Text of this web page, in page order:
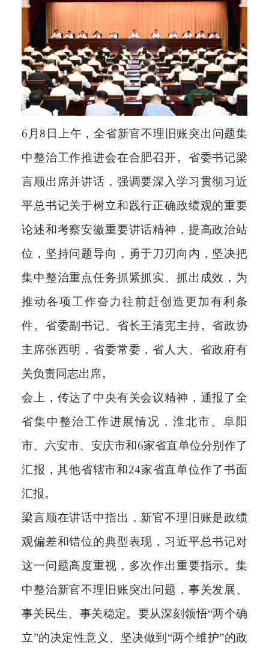
6月8日上午，全省新官不理旧账突出问题集
中整治工作推进会在合肥召开。省委书记梁
言顺出席并讲话，强调要深入学习贯彻习近
平总书记关于树立和践行正确政绩观的重要
论述和考察安徽重要讲话精神，提高政治站
位，坚持问题导向，勇于刀刃向内，坚决把
集中整治重点任务抓紧抓实、抓出成效，为
推动各项工作奋力往前赶创造更加有利条
件。省委副书记、省长王清宪主持。省政协
主席张西明，省委常委，省人大、省政府有
关负责同志出席。
会上，传达了中央有关会议精神，通报了全
省集中整治工作进展情况，淮北市、阜阳
市、六安市、安庆市和6家省直单位分别作了
汇报，其他省辖市和24家省直单位作了书面
汇报。
梁言顺在讲话中指出，新官不理旧账是政绩
观偏差和错位的典型表现，习近平总书记对
这一问题高度重视，多次作出重要指示。集
中整治新官不理旧账突出问题，事关发展、
事关民生、事关稳定。要从深刻领悟“两个确
立”的决定性意义、坚决做到“两个维护”的政